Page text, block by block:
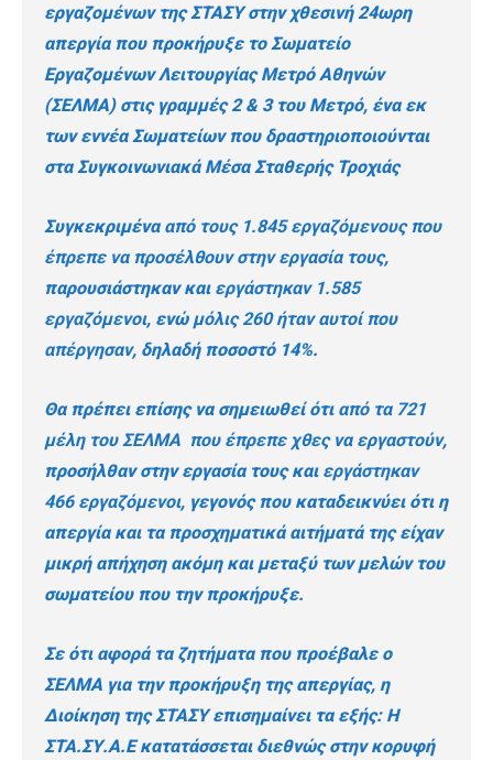
εργαζομένων της ΣΤΑΣΥ στην χθεσινή 24ωρη
απεργία που προκήρυξε το Σωματείο
Εργαζομένων Λειτουργίας Μετρό Αθηνών
(ΣΕΛΜΑ) στις γραμμές 2 & 3 του Μετρό, ένα εκ
των εννέα Σωματείων που δραστηριοποιούνται
στα Συγκοινωνιακά Μέσα Σταθερής Τροχιάς
Συγκεκριμένα από τους 1.845 εργαζόμενους που
έπρεπε να προσέλθουν στην εργασία τους,
παρουσιάστηκαν και εργάστηκαν 1.585
εργαζόμενοι, ενώ μόλις 260 ήταν αυτοί που
απέργησαν, δηλαδή ποσοστό 14%.
Θα πρέπει επίσης να σημειωθεί ότι από τα 721
μέλη του ΣΕΛΜΑ που έπρεπε χθες να εργαστούν,
προσήλθαν στην εργασία τους και εργάστηκαν
466 εργαζόμενοι, γεγονός που καταδεικνύει ότι η
απεργία και τα προσχηματικά αιτήματά της είχαν
μικρή απήχηση ακόμη και μεταξύ των μελών του
σωματείου που την προκήρυξε.
Σε ότι αφορά τα ζητήματα που προέβαλε ο
ΣΕΛΜΑ για την προκήρυξη της απεργίας, η
Διοίκηση της ΣΤΑΣΥ επισημαίνει τα εξής: Η
ΣΤΑ.ΣΥ.Α.Ε κατατάσσεται διεθνώς στην κορυφή